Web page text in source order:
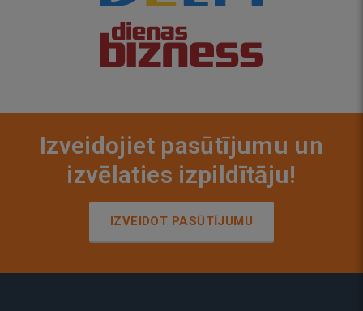
Izveidojiet pasūtījumu un
izvēlaties izpildītāju!
IZVEIDOT PASŪTĪJUMU